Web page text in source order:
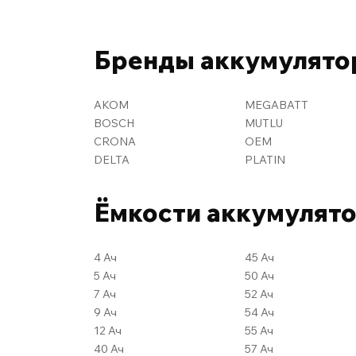
Бренды
AKOM
BOSCH
CRONA
DELTA
MEGABATT
MUTLU
OEM
PLATIN
Ёмкости
4 Ач
5 Ач
7 Ач
9 Ач
12 Ач
40 Ач
45 Ач
50 Ач
52 Ач
54 Ач
55 Ач
57 Ач